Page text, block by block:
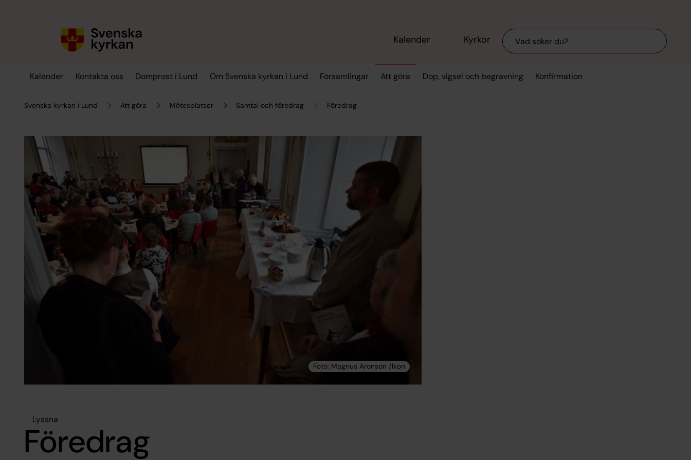
Kalender Kyrkor Sök
Kalender Kontakta oss Domprost i Lund Om Svenska kyrkan i Lund Församlingar Att göra Dop, vigsel och begravning Konfirmation
Svenska kyrkan i Lund Att göra Mötesplatser Samtal och föredrag Föredrag
Lyssna
Föredrag